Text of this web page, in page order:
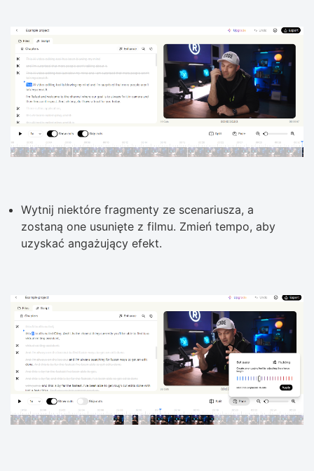
Wytnij niektóre fragmenty ze scenariusza, a
zostaną one usunięte z filmu. Zmień tempo, aby
uzyskać angażujący efekt.